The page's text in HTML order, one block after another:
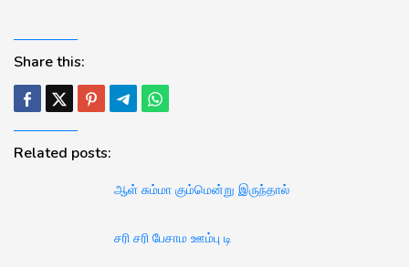
Share this:
Related posts:
ஆள் சும்மா கும்மென்று இருந்தால்
சரி சரி பேசாம ஊம்பு டி